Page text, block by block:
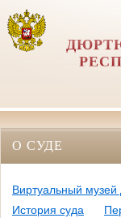
О СУДЕ
Виртуальный
История суда